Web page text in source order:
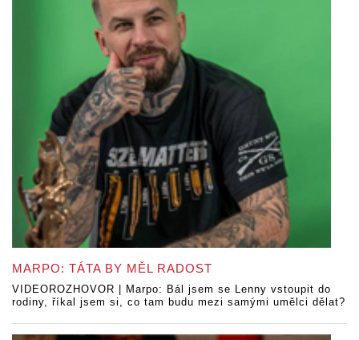
MARPO: TÁTA BY MĚL RADOST
VIDEOROZHOVOR | Marpo: Bál jsem se Lenny vstoupit do
rodiny, říkal jsem si, co tam budu mezi samými umělci dělat?